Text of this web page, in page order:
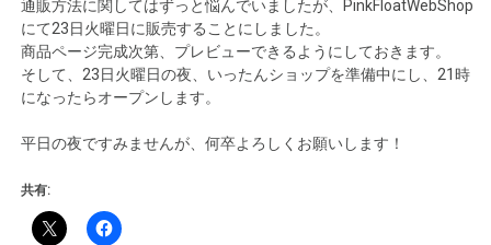
通販方法に関してはずっと悩んでいましたが、PinkFloatWebShop
にて23日火曜日に販売することにしました。
商品ページ完成次第、プレビューできるようにしておきます。
そして、23日火曜日の夜、いったんショップを準備中にし、21時
になったらオープンします。
平日の夜ですみませんが、何卒よろしくお願いします！
共有: